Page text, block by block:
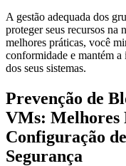
A gestão adequada dos
proteger seus recursos na
melhores práticas, você
conformidade e mantém
dos seus sistemas.
Prevenção de
VMs: Melhores
Configuração
Segurança